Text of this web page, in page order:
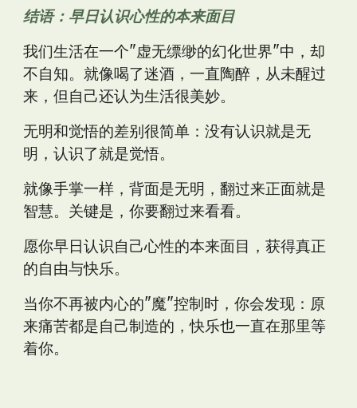
结语：早日认识心性的本来面目
我们生活在一个"虚无缥缈的幻化世界"中，却
不自知。就像喝了迷酒，一直陶醉，从未醒过
来，但自己还认为生活很美妙。
无明和觉悟的差别很简单：没有认识就是无
明，认识了就是觉悟。
就像手掌一样，背面是无明，翻过来正面就是
智慧。关键是，你要翻过来看看。
愿你早日认识自己心性的本来面目，获得真正
的自由与快乐。
当你不再被内心的"魔"控制时，你会发现：原
来痛苦都是自己制造的，快乐也一直在那里等
着你。